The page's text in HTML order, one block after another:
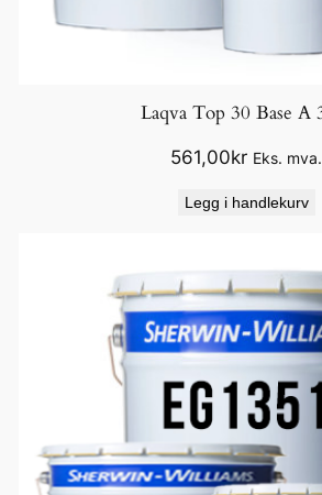
Laqva Top 30 Base A
561,00kr Eks. mva.
Legg i handlekurv